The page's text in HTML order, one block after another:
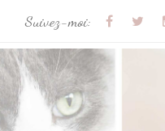
Suivez-moi: